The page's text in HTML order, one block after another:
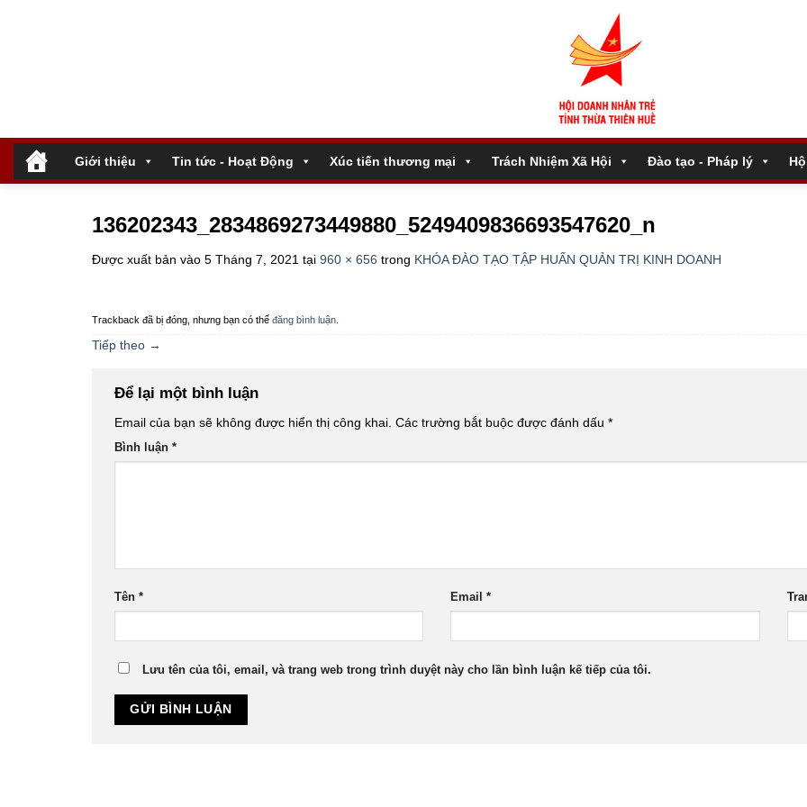
Giới thiệu Tin tức - Hoạt Động Xúc tiến thương mại Trách Nhiệm Xã Hội Đào tạo - Pháp lý
136202343_2834869273449880_5249409836693547620_n
Được xuất bản vào 5 Tháng 7, 2021 tại 960 × 656 trong KHÓA ĐÀO TẠO TẬP HUẤN QUẢN TRỊ KINH DOANH
Trackback đã bị đóng, nhưng bạn có thể đăng bình luận.
Tiếp theo →
Để lại một bình luận
Email của bạn sẽ không được hiển thị công khai. Các trường bắt buộc được đánh dấu *
Bình luận *
Tên * Email*
Lưu tên của tôi, email, và trang web trong trình duyệt này cho lần bình luận kế tiếp của tôi.